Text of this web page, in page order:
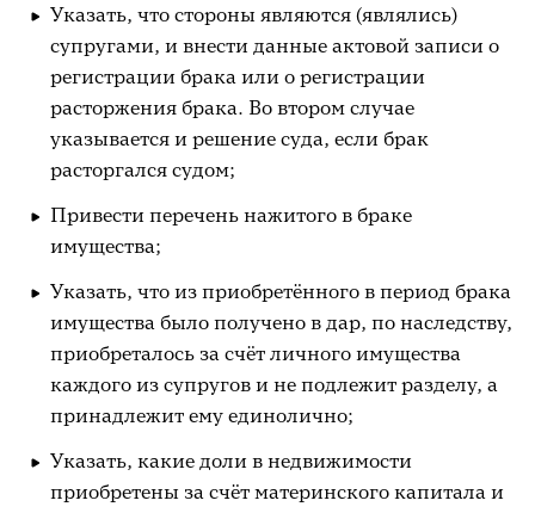
Указать, что стороны являются (являлись)
супругами, и внести данные актовой записи о
регистрации брака или о регистрации
расторжения брака. Во втором случае
указывается и решение суда, если брак
расторгался судом;
Привести перечень нажитого в браке
имущества;
Указать, что из приобретённого в период брака
имущества было получено в дар, по наследству,
приобреталось за счёт личного имущества
каждого из супругов и не подлежит разделу, а
принадлежит ему единолично;
Указать, какие доли в недвижимости
приобретены за счёт материнского капитала и